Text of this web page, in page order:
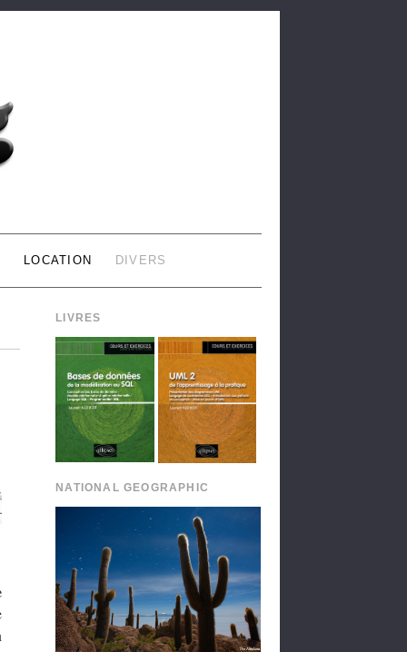
LOCATION DIVERS
LIVRES
NATIONAL GEOGRAPHIC